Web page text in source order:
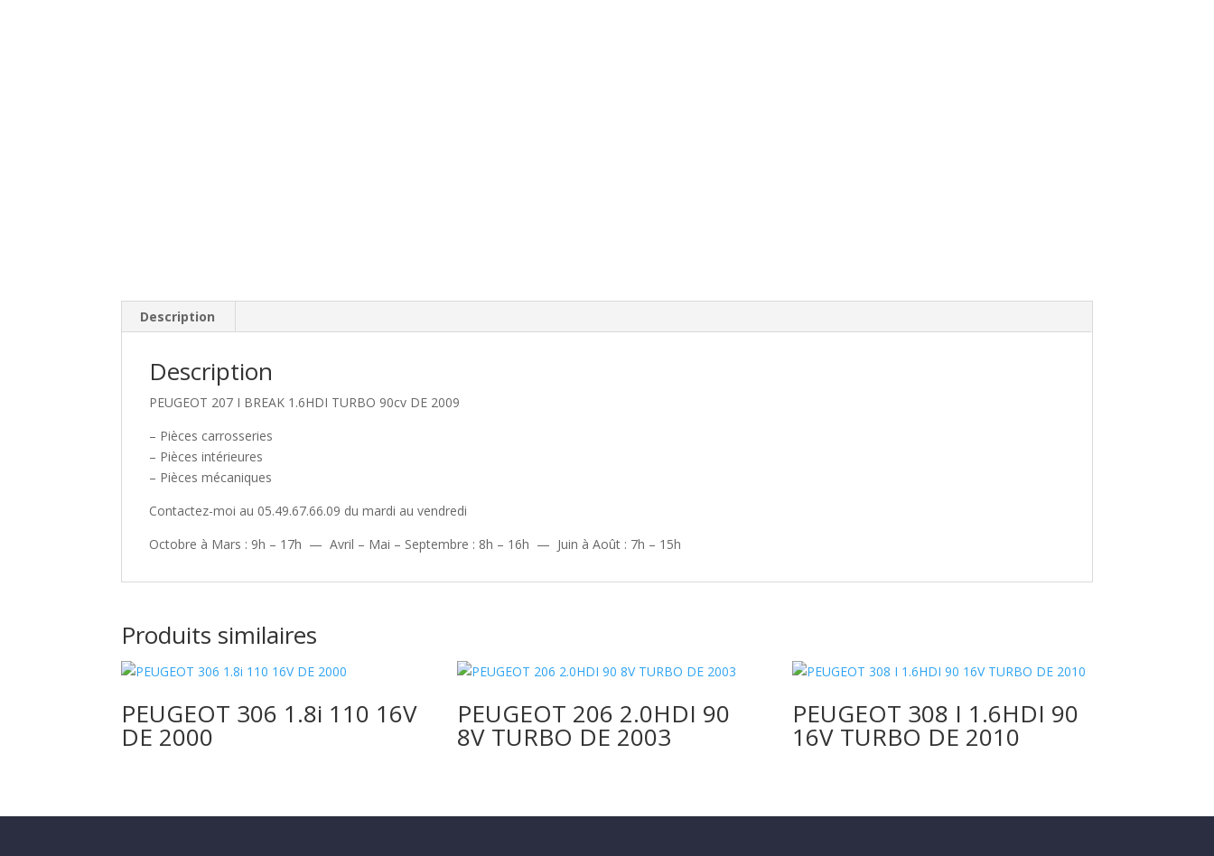
Description
Description
PEUGEOT 207 I BREAK 1.6HDI TURBO 90cv DE 2009
– Pièces carrosseries
– Pièces intérieures
– Pièces mécaniques
Contactez-moi au 05.49.67.66.09 du mardi au vendredi
Octobre à Mars : 9h – 17h — Avril – Mai – Septembre : 8h – 16h — Juin à Août : 7h – 15h
Produits similaires
PEUGEOT 306 1.8i 110 16V
DE 2000
PEUGEOT 206 2.0HDI 90
8V TURBO DE 2003
PEUGEOT 308 I 1.6HDI 90
16V TURBO DE 2010